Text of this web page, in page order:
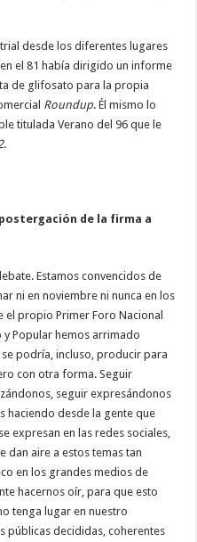
desde los diferentes lugares
el 81 había dirigido un informe
de glifosato para la propia
Roundup. Él mismo lo
titulada Verano del 96 que le
.
de la firma a
Estamos convencidos de
ni en noviembre ni nunca en los
el propio Primer Foro Nacional
Popular hemos arrimado
podría, incluso, producir para
con otra forma. Seguir
seguir expresándonos
haciendo desde la gente que
expresan en las redes sociales,
dan aire a estos temas tan
en los grandes medios de
hacernos oír, para que esto
tenga lugar en nuestro
públicas decididas, coherentes